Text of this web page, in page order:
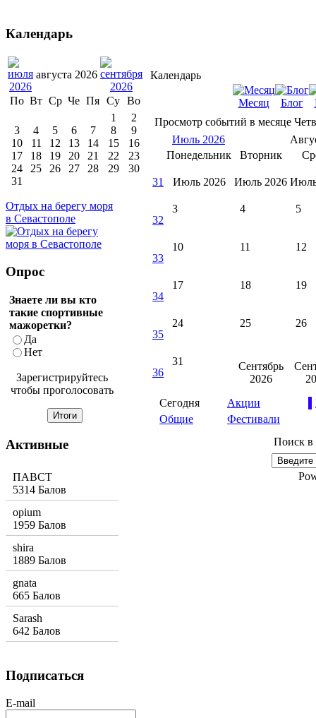
Календарь
Месяц Блог
Просмотр событий в месяце
Июль 2026
Понедельник
Вторник
31 Июль 2026 Июль 2026
32
3 4 5
33
10 11 12
34
17 18 19
35
24 25 26
36
31
Сентябрь
2026
Сегодня
Акции
Общие
Фестивали
Поиск в
Календарь
августа 2026
По Вт Ср Че Пя Су Во
1
2
3
4 5 6 7 8
9
10
11 12 13 14 15
16
17
18 19 20 21 22
23
24
25 26 27 28 29
30
31
Отдых на берегу моря
в Севастополе
Опрос
Знаете ли вы кто
такие спортивные
мажоретки?
Да
Нет
Зарегистрируйтесь
чтобы проголосовать
Активные
ПАВСТ
5314 Балов
opium
1959 Балов
shira
1889 Балов
gnata
665 Балов
Sarash
642 Балов
Подписаться
E-mail